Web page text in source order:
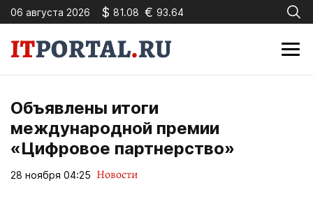
06 августа 2026 $ 81.08 € 93.64
Объявлены итоги
международной премии
«Цифровое партнерство»
28 ноября 04:25 Новости